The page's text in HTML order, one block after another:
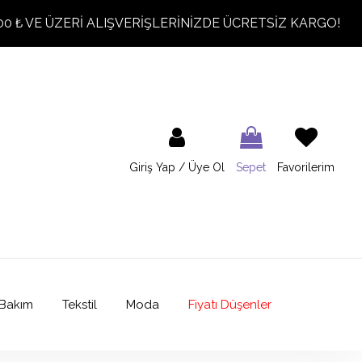
₺ VE ÜZERİ ALIŞVERİŞLERİNİZDE ÜCRETSİZ KARGO!
Giriş Yap / Üye Ol Sepet Favorilerim
Tekstil Moda Fiyatı Düşenler